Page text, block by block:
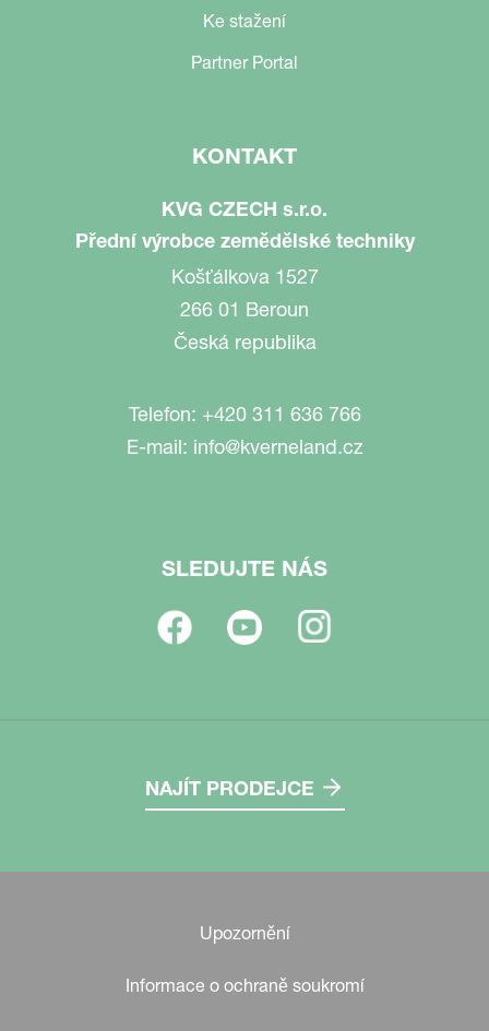
Ke stažení
Partner Portal
KONTAKT
KVG CZECH s.r.o.
Přední výrobce zemědělské techniky
Košťálkova 1527
266 01 Beroun
Česká republika
Telefon: +420 311 636 766
E-mail: info@kverneland.cz
SLEDUJTE NÁS
NAJÍT PRODEJCE
Upozornění
Informace o ochraně soukromí